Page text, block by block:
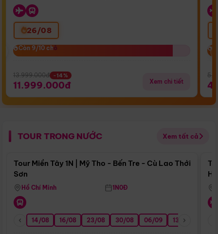
26/08
Còn 9/10 chỗ
Còn 9/10 chỗ
13.999.000đ -14%
11.999.000đ Xem chi tiết
TOUR TRONG NƯỚC Xem tất cả
Điểm nổi bật
Tour Miền Tây 1N | Mỹ Tho - Bến Tre - Cù Lao Thới
Sơn
Hồ Chí Minh 1N0Đ
14/08 16/08 23/08 30/08 06/09 13/09